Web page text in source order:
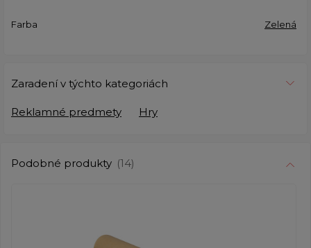
Farba Zelená
Zaradení v týchto kategoriách
Reklamné predmety Hry
Podobné produkty (14)